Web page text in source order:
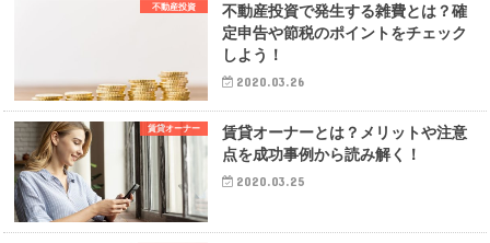
不動産投資
不動産投資で発生する雑費とは？確
定申告や節税のポイントをチェック
しよう！
2020.03.26
賃貸オーナー
賃貸オーナーとは？メリットや注意
点を成功事例から読み解く！
2020.03.25